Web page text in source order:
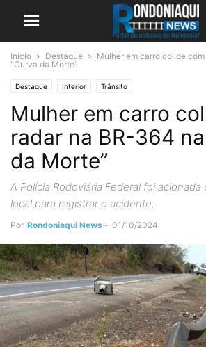
Início Destaque
Mulher em carro colide
“Curva da Morte”
Destaque Interior Trânsito
Mulher em carro
radar na BR-364
da Morte”
A Polícia Rodoviária Federal foi
local para registrar o acidente.
Por Rondoniaqui News - 01/10/2024